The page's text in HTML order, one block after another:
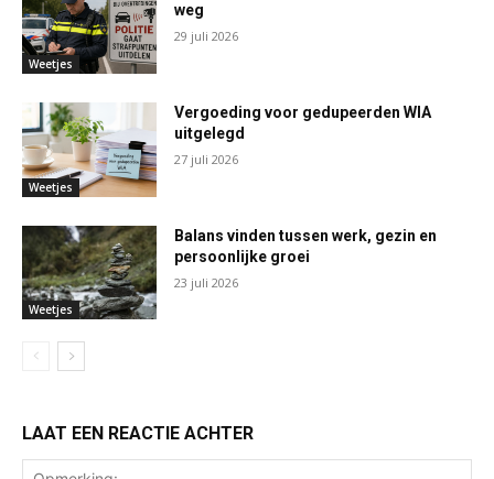
Weetjes
weg
29 juli 2026
Weetjes
Vergoeding voor gedupeerden WIA
uitgelegd
27 juli 2026
Weetjes
Balans vinden tussen werk, gezin en
persoonlijke groei
23 juli 2026
LAAT EEN REACTIE ACHTER